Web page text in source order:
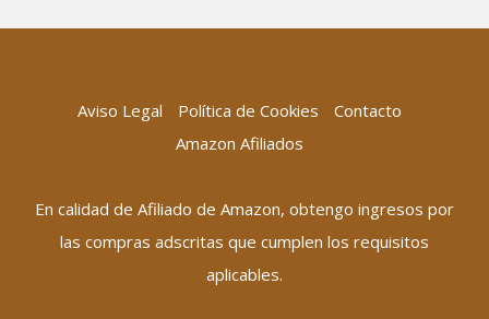
Aviso Legal Política de Cookies
Contacto
Amazon Afiliados
En calidad de Afiliado de Amazon, obtengo ingresos por
las compras adscritas que cumplen los requisitos
aplicables.